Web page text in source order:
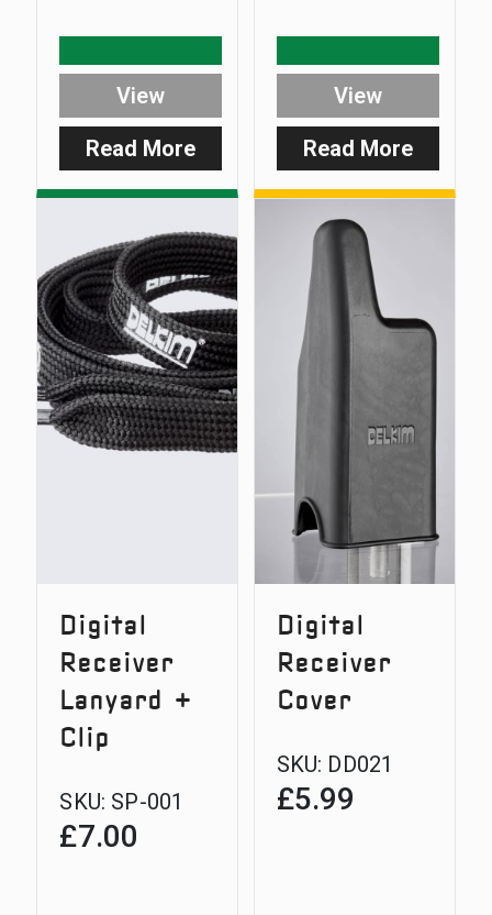
Read More:
Digital
Receiver
Moulded
Clear
Hard
Case
View
Read More:
Rx
Fits
Range
View
Digital
Receiver
Lanyard +
Clip
SKU: SP-001
£7.00
Digital
Receiver
Cover
SKU: DD021
£5.99